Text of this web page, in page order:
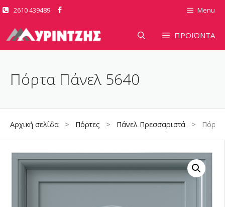
Μετάβαση
περιεχόμενο
2610 439489 Menu
ΠΡΟΪΟΝΤΑ
Πόρτα Πάνελ 5640
Αρχική σελίδα > Πόρτες > Πάνελ Πρεσσαριστά > Πόρτα